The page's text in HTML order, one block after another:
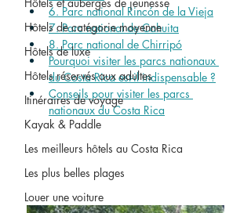
Hôtels de catégorie moyenne
Hôtels de luxe
Hôtels réservés aux adultes
Itinéraires de voyage
Kayak & Paddle
Les meilleurs hôtels au Costa Rica
Les plus belles plages
Louer une voiture
6. Parc national Rincón de la Vieja
7. Parc national de Cahuita
8. Parc national de Chirripó
Pourquoi visiter les parcs nationaux
du Costa Rica est-il indispensable ?
Conseils pour visiter les parcs
nationaux du Costa Rica